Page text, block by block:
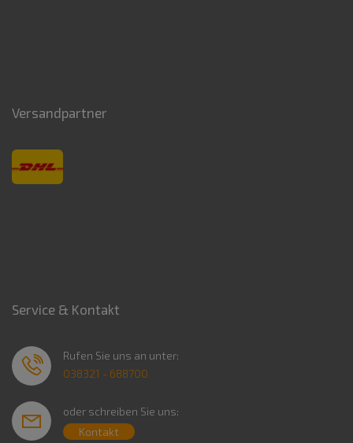
Versandpartner
Service & Kontakt
Rufen Sie uns an unter:
038321 - 688700
oder schreiben Sie uns:
Kontakt